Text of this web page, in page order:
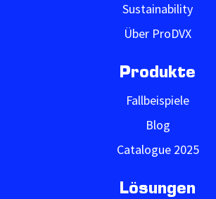
Sustainability
Über ProDVX
Produkte
Fallbeispiele
Blog
Catalogue 2025
Lösungen